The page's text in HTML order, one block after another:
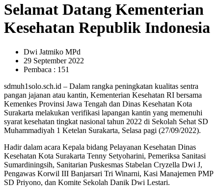
Selamat Datang Kementerian
Kesehatan Republik Indonesia
Dwi Jatmiko MPd
29 September 2022
Pembaca : 151
sdmuh1solo.sch.id – Dalam rangka peningkatan kualitas sentra
pangan jajanan atau kantin, Kementerian Kesehatan RI bersama
Kemenkes Provinsi Jawa Tengah dan Dinas Kesehatan Kota
Surakarta melakukan verifikasi lapangan kantin yang memenuhi
syarat kesehatan tingkat nasional tahun 2022 di Sekolah Sehat SD
Muhammadiyah 1 Ketelan Surakarta, Selasa pagi (27/09/2022).
Hadir dalam acara Kepala bidang Pelayanan Kesehatan Dinas
Kesehatan Kota Surakarta Tenny Setyoharini, Pemeriksa Sanitasi
Sumardiningsih, Sanitarian Puskesmas Stabelan Cryzella Dwi J,
Pengawas Korwil III Banjarsari Tri Winarni, Kasi Manajemen PMP
SD Priyono, dan Komite Sekolah Danik Dwi Lestari.